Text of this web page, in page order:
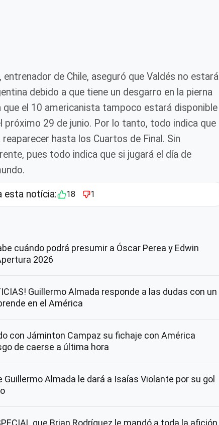
de Chile, aseguró que Valdés no estará
debido a que tiene un desgarro en la pierna
que el 10 americanista tampoco estará disponible
próximo 29 de junio. Por lo tanto, todo indica que
hasta los Cuartos de Final. Sin
pues todo indica que si jugará el día de
esta notícia: 18 1
cuándo podrá presumir a Óscar Perea y Edwin
2026
Guillermo Almada responde a las dudas con un
en el América
con Jáminton Campaz su fichaje con América
de caerse a última hora
Guillermo Almada le dará a Isaías Violante por su gol